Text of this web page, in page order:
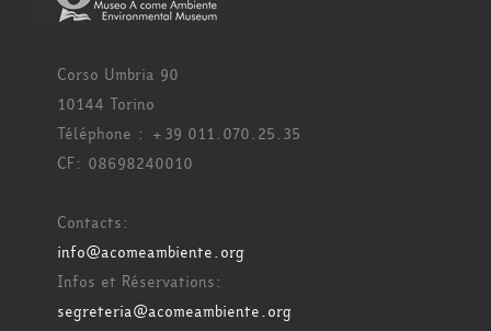
Corso Umbria 90
10144 Torino
Téléphone : +39 011.070.25.35
CF: 08698240010
Contacts:
info@acomeambiente.org
Infos et Réservations:
segreteria@acomeambiente.org